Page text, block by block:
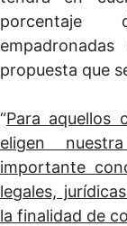
porcentaje
propuesta que
“Para aquellos
eligen
importante
legales,
la finalidad de